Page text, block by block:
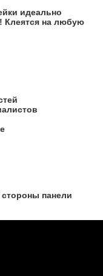
идеально
Клеятся на любую
панели